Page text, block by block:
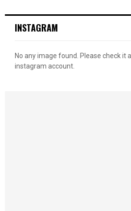
INSTAGRAM
No any image found. Please check it
instagram account.